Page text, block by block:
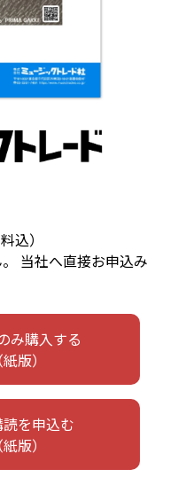
込）
当社へ直接お申込み
み購入する
（紙版）
を申込む
（紙版）